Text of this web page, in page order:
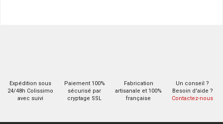
Expédition sous
24/48h Colissimo
avec suivi
Paiement 100%
sécurisé par
cryptage SSL
Fabrication
artisanale et 100%
française
Un conseil ?
Besoin d'aide ?
Contactez-nous